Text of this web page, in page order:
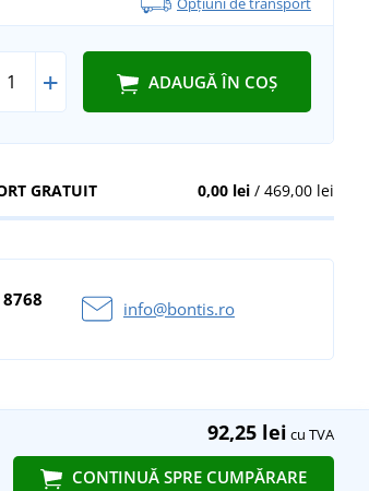
+ ADAUGĂ ÎN COȘ
0,00 lei/ 469,00 lei
GRATUIT
info@bontis.ro
92,25 lei cu TVA
CONTINUĂ SPRE CUMPĂRARE